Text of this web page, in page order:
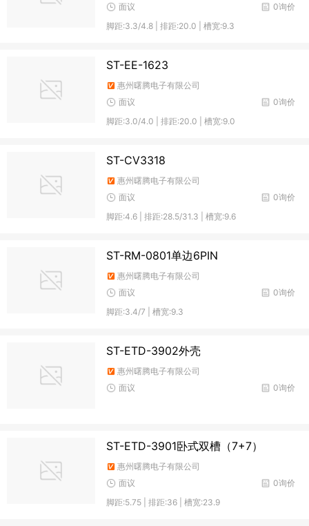
0询价
面议
脚距:3.3/4.8 | 排距:20.0 | 槽宽:9.3
ST-EE-1623
惠州曙腾电子有限公司
0询价
面议
脚距:3.0/4.0 | 排距:20.0 | 槽宽:9.0
ST-CV3318
惠州曙腾电子有限公司
0询价
面议
脚距:4.6 | 排距:28.5/31.3 | 槽宽:9.6
ST-RM-0801单边6PIN
惠州曙腾电子有限公司
0询价
面议
脚距:3.4/7 | 槽宽:9.3
ST-ETD-3902外壳
惠州曙腾电子有限公司
0询价
面议
ST-ETD-3901卧式双槽（7+7）
惠州曙腾电子有限公司
0询价
面议
脚距:5.75 | 排距:36 | 槽宽:23.9